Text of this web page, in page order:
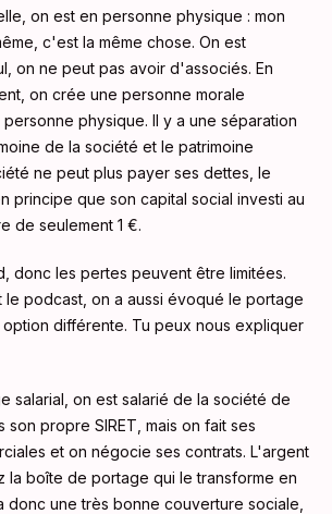
on est en personne physique : mon
c'est la même chose. On est
on ne peut pas avoir d'associés. En
on crée une personne morale
physique. Il y a une séparation
de la société et le patrimoine
ne peut plus payer ses dettes, le
principe que son capital social investi au
de seulement 1 €.
donc les pertes peuvent être limitées.
le podcast, on a aussi évoqué le portage
option différente. Tu peux nous expliquer
salarial, on est salarié de la société de
son propre SIRET, mais on fait ses
et on négocie ses contrats. L'argent
la boîte de portage qui le transforme en
donc une très bonne couverture sociale,